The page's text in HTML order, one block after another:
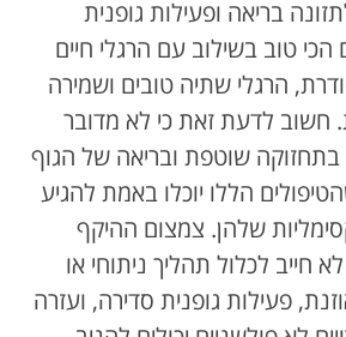
בריאה ופעילות גופנית
טוב בשילוב עם הרגלי חיים
הרגלי שתיה טובים ושמירה
חשוב לדעת זאת כי לא מדובר
שוטפת ובריאה של הגוף
הללו יוכלו באמת להגיע
שלהן. צמצום ההיקף
חייב לכלול תהליך ניתוחי או
פעילות גופנית סדירה, ועזרה